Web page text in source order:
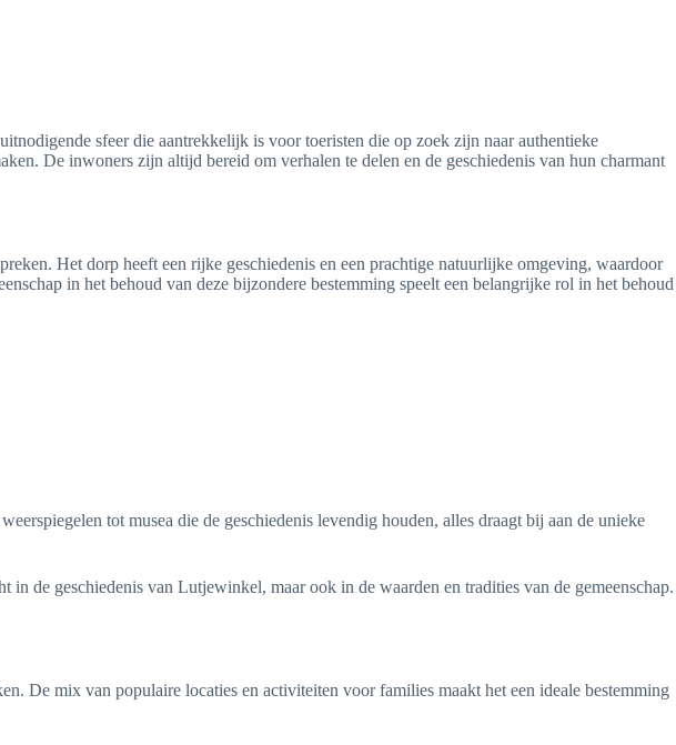
sfeer die aantrekkelijk is voor toeristen die op zoek zijn naar authentieke
De inwoners zijn altijd bereid om verhalen te delen en de geschiedenis van hun charmant
Het dorp heeft een rijke geschiedenis en een prachtige natuurlijke omgeving, waardoor
in het behoud van deze bijzondere bestemming speelt een belangrijke rol in het behoud
tot musea die de geschiedenis levendig houden, alles draagt bij aan de unieke
de geschiedenis van Lutjewinkel, maar ook in de waarden en tradities van de gemeenschap.
De mix van populaire locaties en activiteiten voor families maakt het een ideale bestemming